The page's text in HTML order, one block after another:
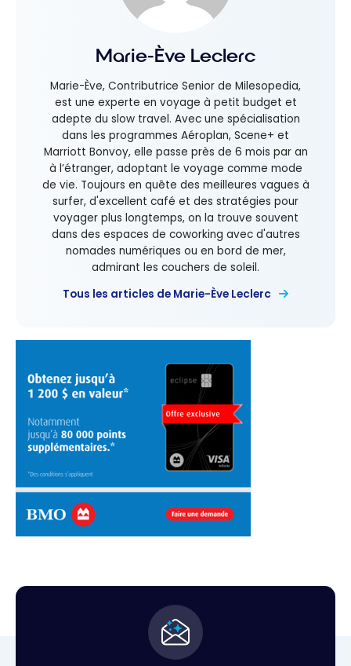
Marie-Ève Leclerc
Marie-Ève, Contributrice Senior de Milesopedia,
est une experte en voyage à petit budget et
adepte du slow travel. Avec une spécialisation
dans les programmes Aéroplan, Scene+ et
Marriott Bonvoy, elle passe près de 6 mois par an
à l’étranger, adoptant le voyage comme mode
de vie. Toujours en quête des meilleures vagues à
surfer, d'excellent café et des stratégies pour
voyager plus longtemps, on la trouve souvent
dans des espaces de coworking avec d'autres
nomades numériques ou en bord de mer,
admirant les couchers de soleil.
Tous les articles de Marie-Ève Leclerc